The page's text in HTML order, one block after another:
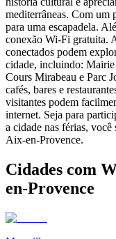
mediterrâneas. Com um
para uma escapadela.
conexão Wi-Fi gratuita.
conectados podem
cidade, incluindo:
Cours Mirabeau e Parc
cafés, bares e
visitantes podem
internet. Seja para
a cidade nas férias,
Aix-en-Provence.
Cidades com
en-Provence